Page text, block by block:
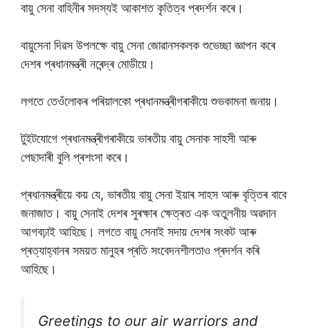
বায়ু সেনা বাহিনীৰ সদস্যই আকাশত কৃতিত্ব প্ৰদৰ্শন কৰে।
বায়ুসেনা দিৱস উপলক্ষে বায়ু সেনা জোৱানসকলক শুভেচ্ছা জ্ঞাপন কৰে
দেশৰ প্ৰধানমন্ত্ৰী নৰেন্দ্ৰ মোডীয়ে।
লগতে তেওঁলোকৰ পৰিয়ালকো প্ৰধানমন্ত্ৰীগৰাকীয়ে শুভকামনা জনায়।
টুইটযোগে প্ৰধানমন্ত্ৰীগৰাকীয়ে ভাৰতীয় বায়ু সেনাক সাহসী আৰু
পেছাদাৰী বুলি প্ৰশংসা কৰে।
প্ৰধানমন্ত্ৰীয়ে কয় যে, ভাৰতীয় বায়ু সেনা ইয়াৰ সাহস আৰু বৃত্তিৰ বাবে
জনাজাত। বায়ু সেনাই দেশৰ সুৰক্ষাৰ ক্ষেত্ৰত এক অতুলনীয় অৱদান
আগবঢ়াই আহিছে। লগতে বায়ু সেনাই সদায় দেশৰ সংকট আৰু
প্ৰত্যাহ্বানৰ সময়ত মানুহৰ প্ৰতি সংবেদনশীলতাও প্ৰদৰ্শন কৰি
আহিছে।
Greetings to our air warriors and